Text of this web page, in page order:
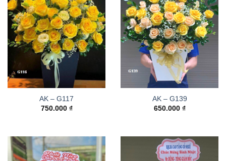
AK – G117
750.000 ₫
AK – G139
650.000 ₫